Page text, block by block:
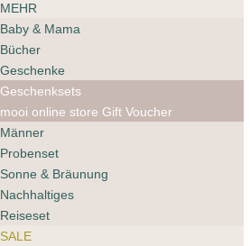
Remineralizing
MEHR
Baby & Mama
Bücher
Geschenke
Geschenksets
mooi online store Gift Voucher
Männer
Probenset
Sonne & Bräunung
Nachhaltiges
Reiseset
SALE